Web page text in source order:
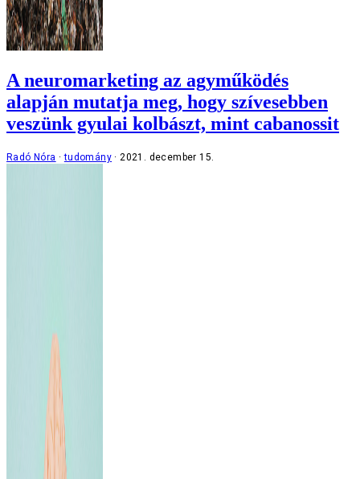
A neuromarketing az agyműködés
alapján mutatja meg, hogy szívesebben
veszünk gyulai kolbászt, mint cabanossit
Radó Nóra tudomány 2021. december 15.